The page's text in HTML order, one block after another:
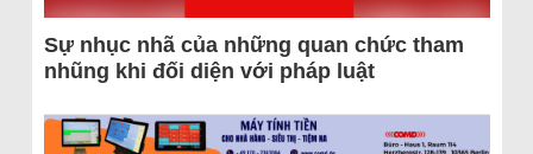
Sự nhục nhã của những quan chức tham
nhũng khi đối diện với pháp luật